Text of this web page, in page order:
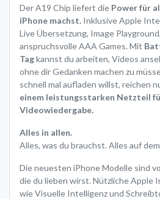
Der A19 Chip liefert die Power für
iPhone machst. Inklusive Apple
Live Übersetzung, Image
anspruchsvolle AAA Games. Mit
Tagkannst du arbeiten, Videos
ohne dir Gedanken machen zu
schnell mal aufladen willst, reichen
einem leistungsstarken Netzteil
Videowiedergabe.
Alles in allen.
Alles, was du brauchst. Alles auf
Die neuesten iPhone Modelle sind
die du lieben wirst. Nützliche Apple
wie Visuelle Intelligenz und